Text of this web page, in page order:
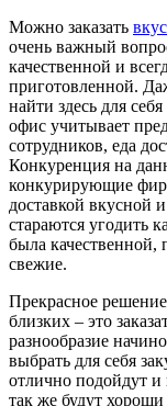
Можно заказать
очень важный
качественной и
приготовленной.
найти здесь для
офис учитывает
сотрудников, еда
Конкуренция на
конкурирующие
доставкой вкусной
стараются угодить
была качественной,
свежие.
Прекрасное
близких – это
разнообразие
выбрать для себя
отлично подойдут и
так же будут хороши